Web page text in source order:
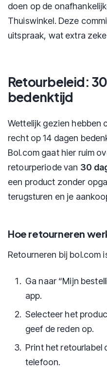
doen op de
Thuiswinkel. Deze
uitspraak, wat extra
Retourbeleid:
bedenktijd
Wettelijk gezien hebben
recht op 14 dagen
Bol.com gaat hier ruim
retourperiode van 30
een product zonder
terugsturen en je
Hoe retourneren
Retourneren bij bol.com
Ga naar “Mijn
app.
Selecteer het
geef de reden op.
Print het retourlabel
telefoon.